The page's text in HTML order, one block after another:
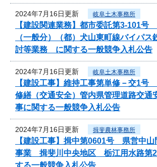
2024年7月16日更新 岐阜土木事務所
【建設関連業務】都市委託第3-101号
（一般分）（都）犬山東町線バイパス
討等業務 に関する一般競争入札公告
2024年7月16日更新 岐阜土木事務所
【建設工事】維持工事第単修－交1号
修繕（交通安全）管内県管理道路交通
事に関する一般競争入札公告
2024年7月16日更新 揖斐農林事務所
【建設工事】揖中第0601号 県営中山
事業 揖斐川中央地区 栃江用水路第
する一般競争入札公告